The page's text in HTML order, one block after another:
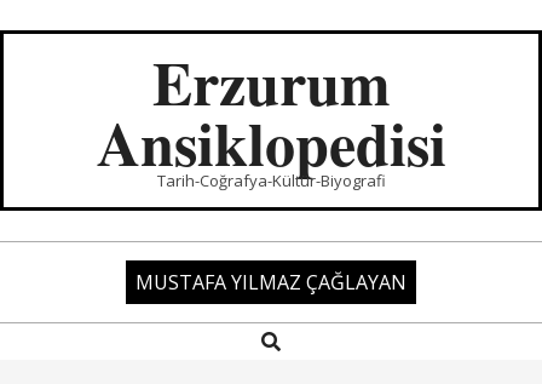
Erzurum
Ansiklopedisi
Tarih-Coğrafya-Kültür-Biyografi
MUSTAFA YILMAZ ÇAĞLAYAN
Search